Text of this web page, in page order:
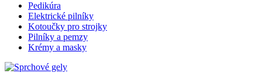
Pedikúra
Elektrické pilníky
Kotoučky pro strojky
Pilníky a pemzy
Krémy a masky